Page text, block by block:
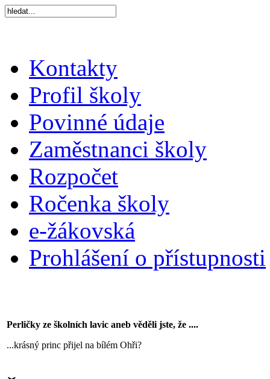
Kontakty
Profil školy
Povinné údaje
Zaměstnanci školy
Rozpočet
Ročenka školy
e-žákovská
Prohlášení o přístupnosti
Perličky ze školních lavic aneb věděli jste, že ....
...krásný princ přijel na bílém Ohři?